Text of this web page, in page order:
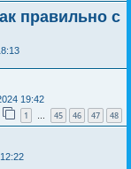
правильно с
19:42
1 … 45 46 47 48